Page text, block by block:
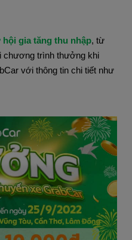
hội gia tăng thu nhập, từ
chương trình thưởng khi
với thông tin chi tiết như